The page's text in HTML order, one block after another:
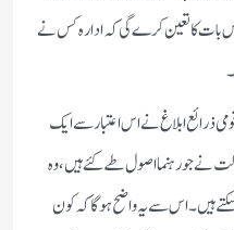
اس بات کا تعین کرے گی کہ ادارہ کس نے
ذرائع ابلاغ نے اس اعتبار سے ایک
نے جو رہنما اصول طے کئے ہیں، وہ
ہیں۔ اس سے یہ واضح ہوگا کہ کون